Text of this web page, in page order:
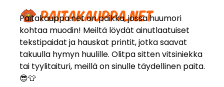
Paitakauppa.net on paikka, jossa huumori
kohtaa muodin! Meiltä löydät ainutlaatuiset
tekstipaidat ja hauskat printit, jotka saavat
takuulla hymyn huulille. Olitpa sitten vitsiniekka
tai tyylitaituri, meillä on sinulle täydellinen paita.
😎👕